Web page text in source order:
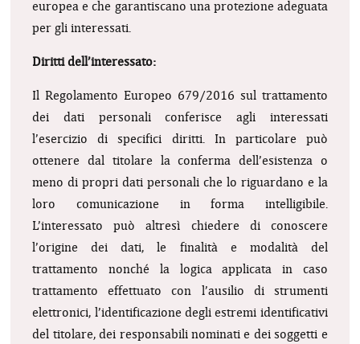
europea e che garantiscano una protezione adeguata
per gli interessati.
Diritti dell’interessato:
Il Regolamento Europeo 679/2016 sul trattamento
dei dati personali conferisce agli interessati
l’esercizio di specifici diritti. In particolare può
ottenere dal titolare la conferma dell’esistenza o
meno di propri dati personali che lo riguardano e la
loro comunicazione in forma intelligibile.
L’interessato può altresì chiedere di conoscere
l’origine dei dati, le finalità e modalità del
trattamento nonché la logica applicata in caso
trattamento effettuato con l’ausilio di strumenti
elettronici, l’identificazione degli estremi identificativi
del titolare, dei responsabili nominati e dei soggetti e